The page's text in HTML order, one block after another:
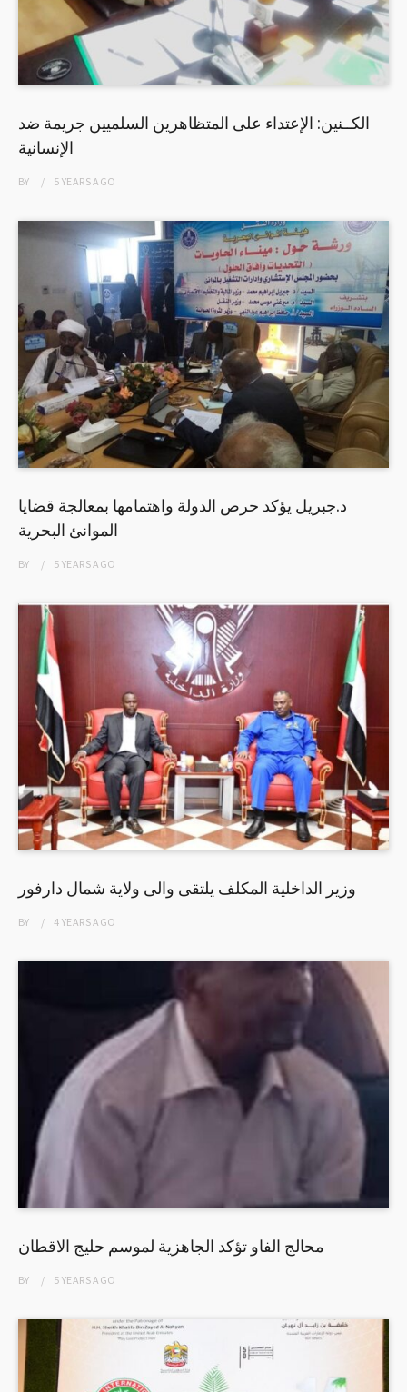
الكــنين: الإعتداء على المتظاهرين السلميين جريمة ضد
الإنسانية
BY 5 YEARSAGO
د.جبريل يؤكد حرص الدولة واهتمامها بمعالجة قضايا
الموانئ البحرية
BY 5 YEARSAGO
وزير الداخلية المكلف يلتقى والى ولاية شمال دارفور
BY 4 YEARSAGO
محالج الفاو تؤكد الجاهزية لموسم حليج الاقطان
BY 5 YEARSAGO